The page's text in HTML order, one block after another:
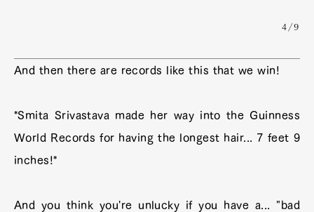
4/9
And then there are records like this that we win!
*Smita Srivastava made her way into the Guinness
World Records for having the longest hair... 7 feet 9
inches!*
And you think you're unlucky if you have a... "bad